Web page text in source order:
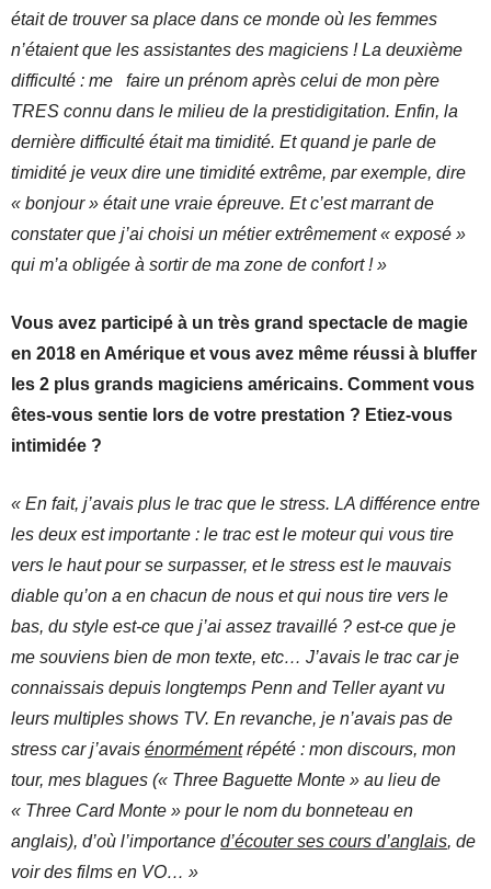
était de trouver sa place dans ce monde où les femmes
n’étaient que les assistantes des magiciens ! La deuxième
difficulté : me faire un prénom après celui de mon père
TRES connu dans le milieu de la prestidigitation. Enfin, la
dernière difficulté était ma timidité. Et quand je parle de
timidité je veux dire une timidité extrême, par exemple, dire
« bonjour » était une vraie épreuve. Et c’est marrant de
constater que j’ai choisi un métier extrêmement « exposé »
qui m’a obligée à sortir de ma zone de confort ! »
Vous avez participé à un très grand spectacle de magie
en 2018 en Amérique et vous avez même réussi à bluffer
les 2 plus grands magiciens américains. Comment vous
êtes-vous sentie lors de votre prestation ? Etiez-vous
intimidée ?
« En fait, j’avais plus le trac que le stress. LA différence entre
les deux est importante : le trac est le moteur qui vous tire
vers le haut pour se surpasser, et le stress est le mauvais
diable qu’on a en chacun de nous et qui nous tire vers le
bas, du style est-ce que j’ai assez travaillé ? est-ce que je
me souviens bien de mon texte, etc… J’avais le trac car je
connaissais depuis longtemps Penn and Teller ayant vu
leurs multiples shows TV. En revanche, je n’avais pas de
stress car j’avais énormémentrépété : mon discours, mon
tour, mes blagues (« Three Baguette Monte » au lieu de
« Three Card Monte » pour le nom du bonneteau en
anglais), d’où l’importance d’écouter ses cours d’anglais, de
voir des films en VO… »